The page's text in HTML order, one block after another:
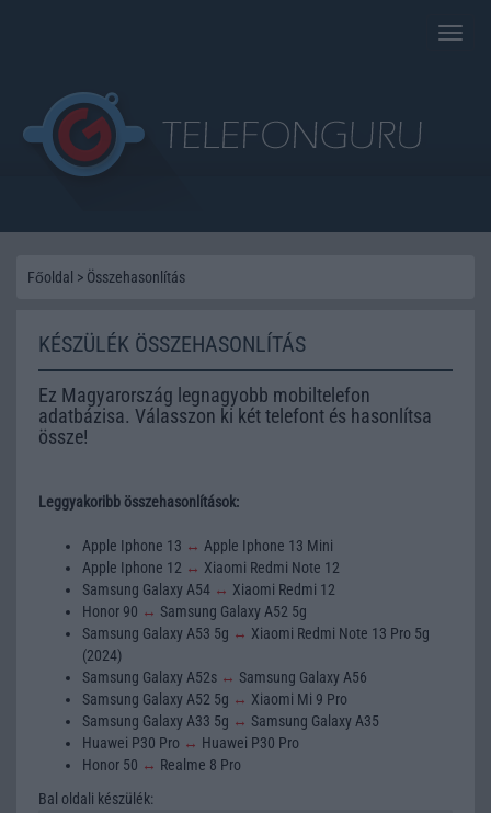
Toggle
Főoldal > Összehasonlítás
KÉSZÜLÉK ÖSSZEHASONLÍTÁS
Ez Magyarország legnagyobb mobiltelefon
adatbázisa. Válasszon ki két telefont és hasonlítsa
össze!
Leggyakoribb összehasonlítások:
Apple Iphone 13 ↔ Apple Iphone 13 Mini
Apple Iphone 12 ↔ Xiaomi Redmi Note 12
Samsung Galaxy A54 ↔ Xiaomi Redmi 12
Honor 90 ↔ Samsung Galaxy A52 5g
Samsung Galaxy A53 5g ↔ Xiaomi Redmi Note 13 Pro 5g
(2024)
Samsung Galaxy A52s ↔ Samsung Galaxy A56
Samsung Galaxy A52 5g ↔ Xiaomi Mi 9 Pro
Samsung Galaxy A33 5g ↔ Samsung Galaxy A35
Huawei P30 Pro ↔ Huawei P30 Pro
Honor 50 ↔ Realme 8 Pro
Bal oldali készülék: